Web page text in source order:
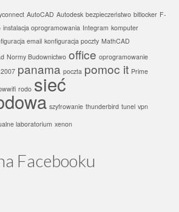
AutoCAD Autodesk bezpieczeństwo bitlocker F-
instalacja oprogramowania Integram komputer
email konfiguracja poczty MathCAD
Normy Budownictwo office oprogramowanie
panama poczta pomoc it Prime
rodo sieć
szyfrowanie thunderbird tunel vpn
laboratorium xenon
Facebooku